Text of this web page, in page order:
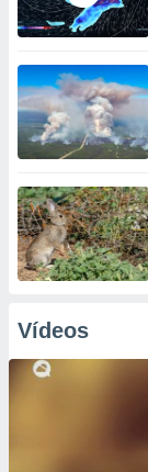
Vídeos